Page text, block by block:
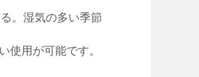
。湿気の多い季節
使用が可能です。